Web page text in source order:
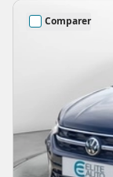
Comparer